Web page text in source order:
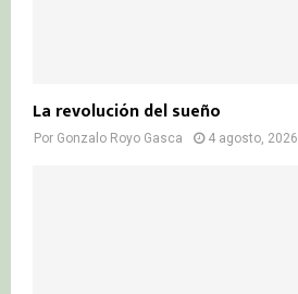
La revolución del sueño
Por Gonzalo Royo Gasca 4 agosto, 2026